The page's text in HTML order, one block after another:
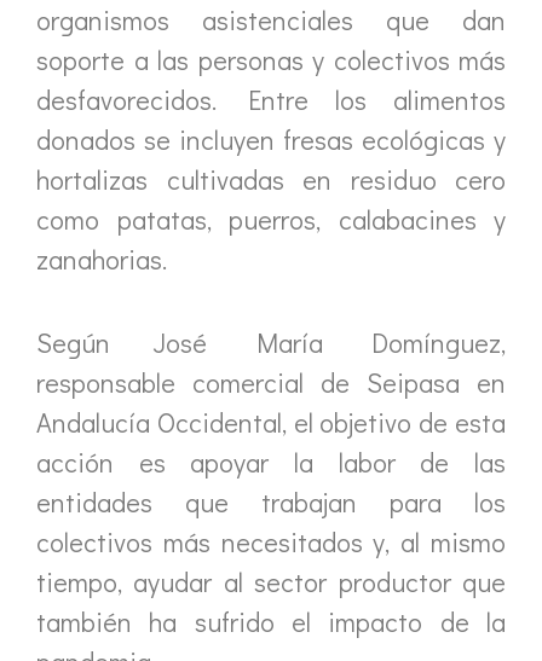
organismos asistenciales que dan
soporte a las personas y colectivos más
desfavorecidos. Entre los alimentos
donados se incluyen fresas ecológicas y
hortalizas cultivadas en residuo cero
como patatas, puerros, calabacines y
zanahorias.
Según José María Domínguez,
responsable comercial de Seipasa en
Andalucía Occidental, el objetivo de esta
acción es apoyar la labor de las
entidades que trabajan para los
colectivos más necesitados y, al mismo
tiempo, ayudar al sector productor que
también ha sufrido el impacto de la